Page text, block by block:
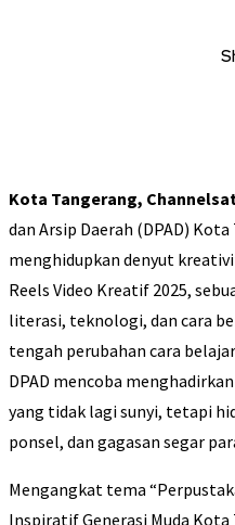
Kota Tangerang,
dan Arsip Daerah (DPAD)
menghidupkan denyut
Reels Video Kreatif 2025,
literasi, teknologi, dan cara
tengah perubahan cara
DPAD mencoba
yang tidak lagi sunyi, tetapi
ponsel, dan gagasan segar
Mengangkat tema
Inspiratif Generasi Muda